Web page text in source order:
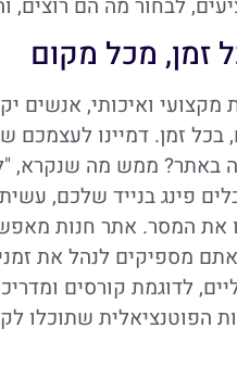
לבחור מה הם
זמן, מכל מקום
ואיכותי, אנשים
זמן. דמיינו לעצמכם
באתר? ממש מה שנקרא,
פינג בנייד שלכם,
את המסר. אתר חנות
מספיקים לנהל את
לדוגמת קורסים
הפוטנציאלית